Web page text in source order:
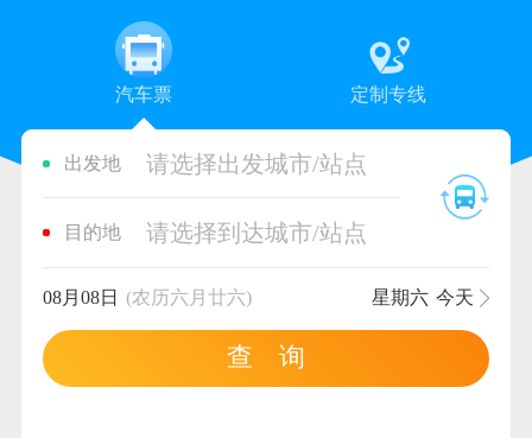
汽车票 定制专线
出发地 请选择出发城市/站点
目的地 请选择到达城市/站点
08月08日 (农历六月廿六) 星期六 今天
查 询